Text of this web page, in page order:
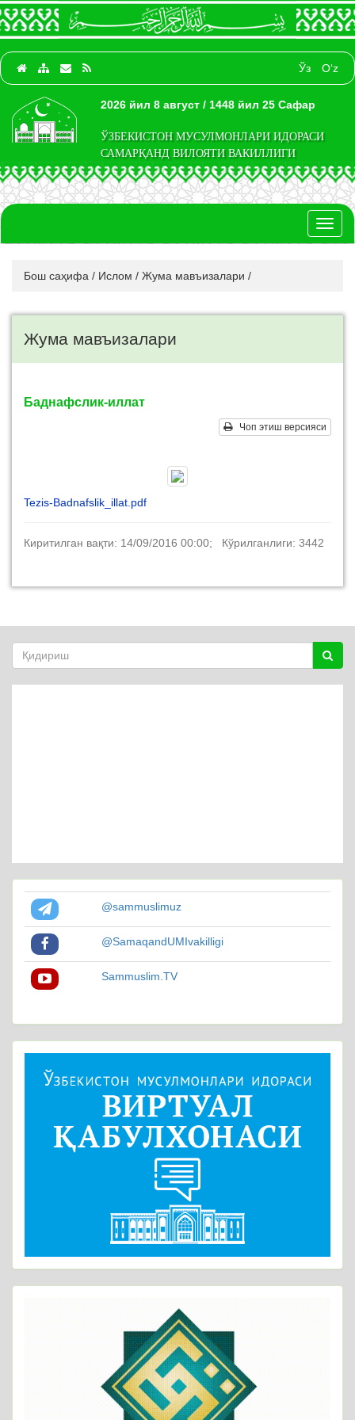
Ўз O‘z
2026 йил 8 август / 1448 йил 25 Сафар
ЎЗБЕКИСТОН МУСУЛМОНЛАРИ ИДОРАСИ
САМАРҚАНД ВИЛОЯТИ ВАКИЛЛИГИ
Бош саҳифа / Ислом / Жума мавъизалари /
Жума мавъизалари
Баднафслик-иллат
Чоп этиш версияси
Tezis-Badnafslik_illat.pdf
Киритилган вақти: 14/09/2016 00:00; Кўрилганлиги: 3442
@sammuslimuz
@SamaqandUMIvakilligi
Sammuslim.TV